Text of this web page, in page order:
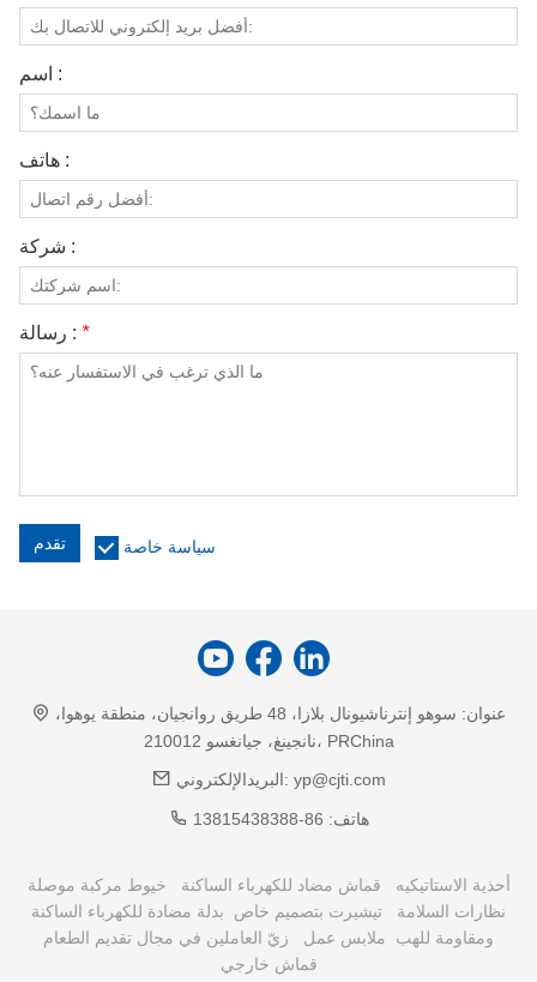
اسم :
هاتف :
شركة :
رسالة : *
تقدم سياسة خاصة
عنوان:
سوهو إنترناشيونال بلازا، 48 طريق روانجيان، منطقة يوهوا،
نانجينغ، جيانغسو 210012، PRChina
البريدالإلكتروني: yp@cjti.com
هاتف: 86-13815438388
أحذية الاستاتيكيه قماش مضاد للكهرباء الساكنة
خيوط مركبة موصلة
نظارات السلامة
تيشيرت بتصميم خاص
بدلة مضادة للكهرباء الساكنة
ومقاومة للهب
ملابس عمل
زيّ العاملين في مجال تقديم الطعام
قماش خارجي